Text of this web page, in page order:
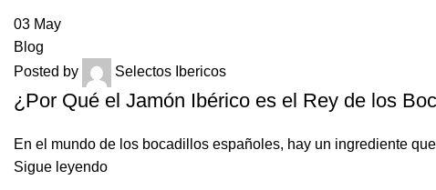
03 May
Blog
Posted by
Selectos Ibericos
¿Por Qué el Jamón Ibérico es el Rey de los
En el mundo de los bocadillos españoles, hay un ingrediente
Sigue leyendo